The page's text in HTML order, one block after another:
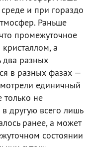
и при гораздо
Раньше
промежуточное
а
два разных
в разных фазах —
единичный
только не
другую всего лишь
ранее, а может
состоянии